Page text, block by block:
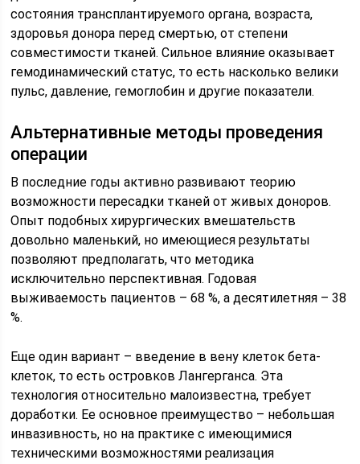
состояния трансплантируемого органа, возраста,
здоровья донора перед смертью, от степени
совместимости тканей. Сильное влияние оказывает
гемодинамический статус, то есть насколько велики
пульс, давление, гемоглобин и другие показатели.
Альтернативные методы проведения
операции
В последние годы активно развивают теорию
возможности пересадки тканей от живых доноров.
Опыт подобных хирургических вмешательств
довольно маленький, но имеющиеся результаты
позволяют предполагать, что методика
исключительно перспективная. Годовая
выживаемость пациентов – 68 %, а десятилетняя – 38
%.
Еще один вариант – введение в вену клеток бета-
клеток, то есть островков Лангерганса. Эта
технология относительно малоизвестна, требует
доработки. Ее основное преимущество – небольшая
инвазивность, но на практике с имеющимися
техническими возможностями реализация